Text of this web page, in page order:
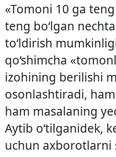
«Tomoni 10 ga
teng bo‘lgan
to‘ldirish
qo‘shimcha
izohining berilishi
osonlashtiradi,
ham masalaning
Aytib o‘tilganidek,
uchun axborotlarni